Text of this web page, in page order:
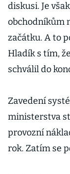
diskusi. Je
obchodníkům
začátku. A to
Hladík s tím,
schválil do
Zavedení
ministerstva
provozní
rok. Zatím se